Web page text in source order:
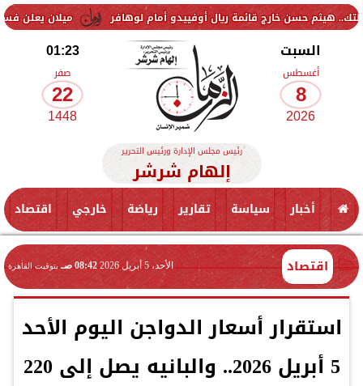
ميلان يعلن فسخ عقد إسماعيل قائمة ريال أوفييدو أمام لوهافر
السبت
أغسطس
8
2026
01:23
صفر
22
1448
رئيس مجلس الإدارة ورئيس التحرير
إلهام شرشر
أخبار سياسة تقارير رياضة خارجي اقتصاد
اقتصاد الأحد، 5 أبريل 2026 08:42 صـ بتوقيت القاهرة
استقرار أسعار الدواجن اليوم الأحد
5 أبريل 2026.. والبانيه يصل إلى 220